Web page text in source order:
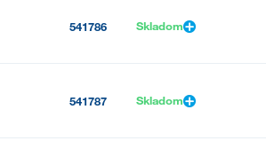
541786 Skladom
541787 Skladom